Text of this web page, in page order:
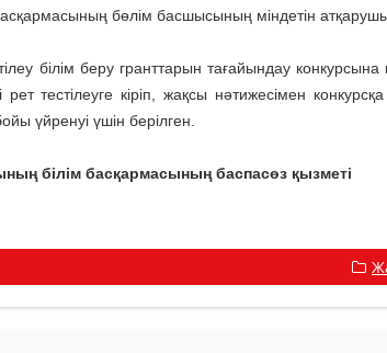
бөлім басшысының міндетін
білім беру гранттарын тағайындау
рет тестілеуге кіріп, жақсы нәтижесімен
үйренуі үшін берілген.
білім басқармасының баспасөз қызметі